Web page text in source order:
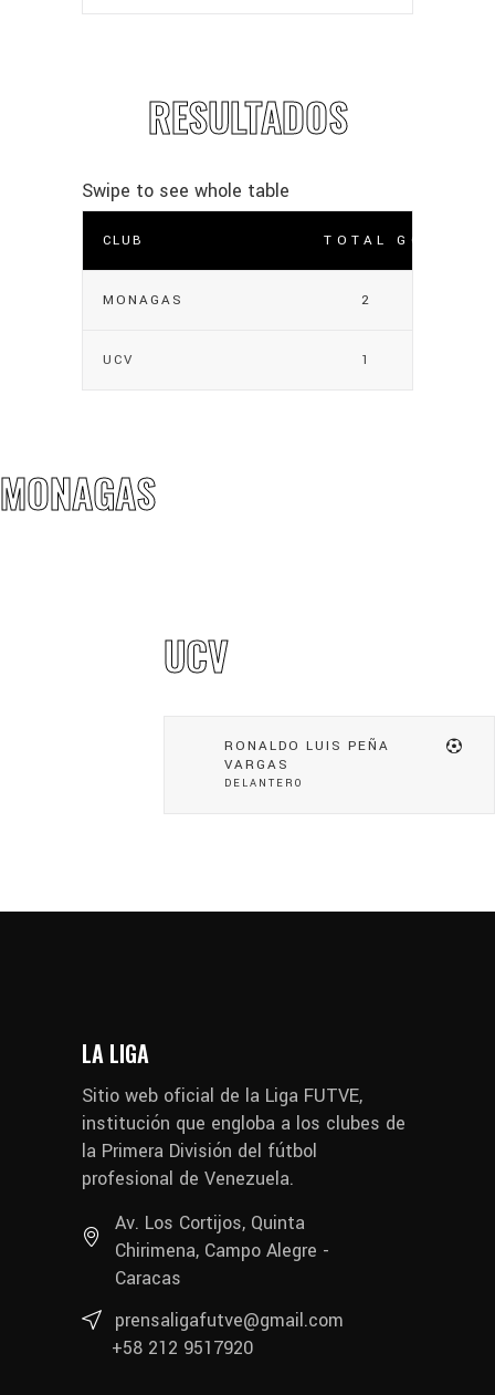
RESULTADOS
CLUB TOTAL GOLES
MONAGAS 2
UCV 1
MONAGAS
UCV
RONALDO LUIS PEÑA
VARGAS
DELANTERO
LA LIGA
Sitio web oficial de la Liga FUTVE,
institución que engloba a los clubes de
la Primera División del fútbol
profesional de Venezuela.
Av. Los Cortijos, Quinta
Chirimena, Campo Alegre -
Caracas
prensaligafutve@gmail.com
+58 212 9517920